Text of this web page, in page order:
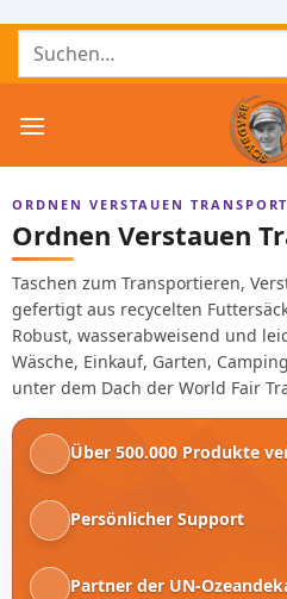
Zum
Inhalt
Suchen
ORDNEN VERSTAUEN
Ordnen Verstauen
Taschen zum Transportieren,
gefertigt aus recycelten
Robust, wasserabweisend und
Wäsche, Einkauf, Garten,
unter dem Dach der World Fair
Über 500.000 Produkte
Persönlicher Support
Partner der UN-